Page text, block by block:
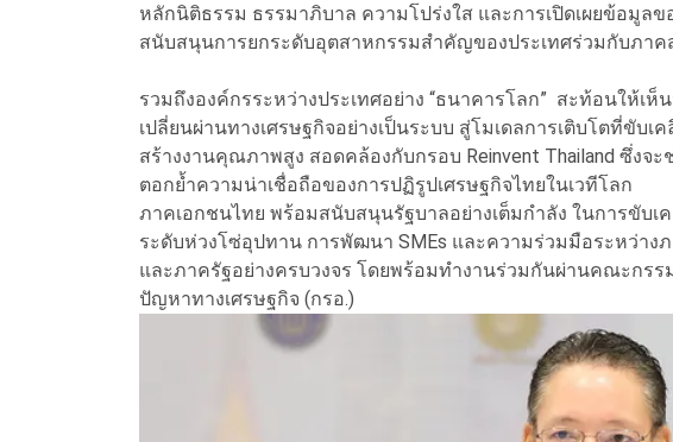
หลักนิติธรรม ธรรมาภิบาล ความโปร่งใส และการเปิดเผยข้อมูลข
สนับสนุนการยกระดับอุตสาหกรรมสำคัญของประเทศร่วมกับภาค
รวมถึงองค์กรระหว่างประเทศอย่าง “ธนาคารโลก” สะท้อนให้เ
เปลี่ยนผ่านทางเศรษฐกิจอย่างเป็นระบบ สู่โมเดลการเติบโตที่ขับ
สร้างงานคุณภาพสูง สอดคล้องกับกรอบ Reinvent Thailand ซึ่งจ
ตอกย้ำความน่าเชื่อถือของการปฏิรูปเศรษฐกิจไทยในเวทีโลก
ภาคเอกชนไทย พร้อมสนับสนุนรัฐบาลอย่างเต็มกำลัง ในการขับเ
ระดับห่วงโซ่อุปทาน การพัฒนา SMEs และความร่วมมือระหว่าง
และภาครัฐอย่างครบวงจร โดยพร้อมทำงานร่วมกันผ่านคณะกรร
ปัญหาทางเศรษฐกิจ (กรอ.)